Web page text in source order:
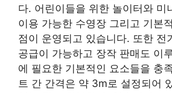
다. 어린이들을 위한 놀이터와 미
이용 가능한 수영장 그리고 기본
점이 운영되고 있습니다. 또한 전
공급이 가능하고 장작 판매도 이
에 필요한 기본적인 요소들을 충
트 간 간격은 약 3m로 설정되어